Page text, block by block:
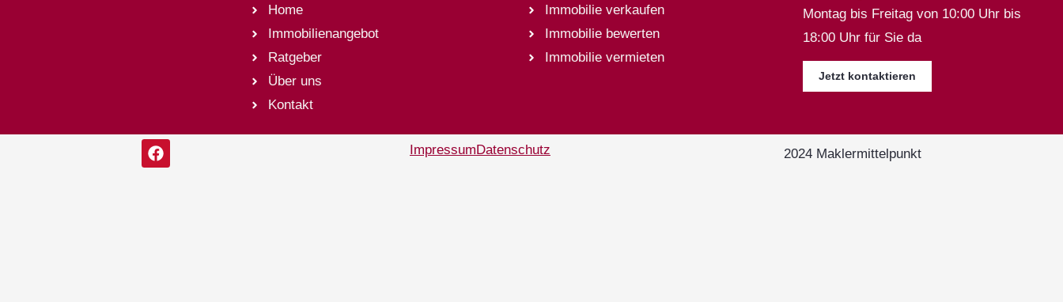
Home
Immobilienangebot
Ratgeber
Über uns
Kontakt
Immobilie verkaufen
Immobilie bewerten
Immobilie vermieten
Montag bis Freitag von 10:00 Uhr bis
18:00 Uhr für Sie da
Jetzt kontaktieren
ImpressumDatenschutz 2024 Maklermittelpunkt